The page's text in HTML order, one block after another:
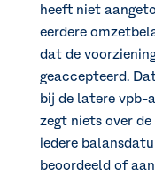
heeft niet
eerdere
dat de
geaccepteerd.
bij de latere vpb-
zegt niets over
iedere
beoordeeld of